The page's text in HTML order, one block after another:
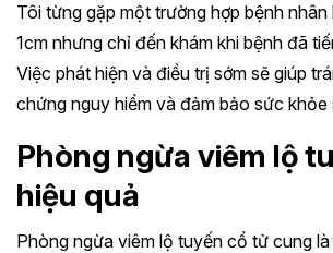
Tôi từng gặp một trường hợp bệnh
1cm nhưng chỉ đến khám khi bệnh đã
Việc phát hiện và điều trị sớm sẽ giúp
chứng nguy hiểm và đảm bảo sức khỏe
Phòng ngừa viêm lộ
hiệu quả
Phòng ngừa viêm lộ tuyến cổ tử cung